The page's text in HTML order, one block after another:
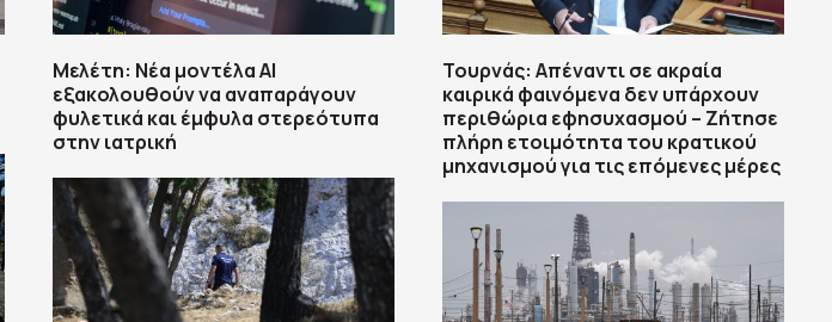
Μελέτη: Νέα μοντέλα ΑΙ
εξακολουθούν να αναπαράγουν
φυλετικά και έμφυλα στερεότυπα
στην ιατρική
Τουρνάς: Απέναντι σε ακραία
καιρικά φαινόμενα δεν υπάρχουν
περιθώρια εφησυχασμού – Ζήτησε
πλήρη ετοιμότητα του κρατικού
μηχανισμού για τις επόμενες μέρες